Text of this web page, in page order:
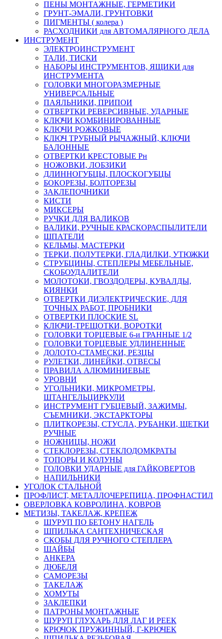
ПЕНЫ МОНТАЖНЫЕ, ГЕРМЕТИКИ
ГРУНТ-ЭМАЛИ, ГРУНТОВКИ
ПИГМЕНТЫ ( колера )
РАСХОДНИКИ для АВТОМАЛЯРНОГО ДЕЛА
ИНСТРУМЕНТ
ЭЛЕКТРОИНСТРУМЕНТ
ТАЛИ, ТИСКИ
НАБОРЫ ИНСТРУМЕНТОВ, ЯЩИКИ для
ИНСТРУМЕНТА
ГОЛОВКИ МНОГОРАЗМЕРНЫЕ
УНИВЕРСАЛЬНЫЕ
ПАЯЛЬНИКИ, ПРИПОИ
ОТВЕРТКИ РЕВЕРСИВНЫЕ, УДАРНЫЕ
КЛЮЧИ КОМБИНИРОВАННЫЕ
КЛЮЧИ РОЖКОВЫЕ
КЛЮЧ ТРУБНЫЙ РЫЧАЖНЫЙ, КЛЮЧИ
БАЛОННЫЕ
ОТВЕРТКИ КРЕСТОВЫЕ Рн
НОЖОВКИ, ЛОБЗИКИ
ДЛИННОГУБЦЫ, ПЛОСКОГУБЦЫ
БОКОРЕЗЫ, БОЛТОРЕЗЫ
ЗАКЛЕПОЧНИКИ
КИСТИ
МИКСЕРЫ
РУЧКИ ДЛЯ ВАЛИКОВ
ВАЛИКИ, РУЧНЫЕ КРАСКОРАСПЫЛИТЕЛИ
ШПАТЕЛИ
КЕЛЬМЫ, МАСТЕРКИ
ТЕРКИ, ПОЛУТЕРКИ, ГЛАДИЛКИ, УТЮЖКИ
СТРУБЦИНЫ, СТЕПЛЕРЫ МЕБЕЛЬНЫЕ,
СКОБОУДАЛИТЕЛИ
МОЛОТОКИ, ГВОЗДОДЕРЫ, КУВАЛДЫ,
КИЯНКИ
ОТВЕРТКИ ДИЭЛЕКТРИЧЕСКИЕ, ДЛЯ
ТОЧНЫХ РАБОТ, ПРОБНИКИ
ОТВЕРТКИ ПЛОСКИЕ SL
КЛЮЧИ-ТРЕЩОТКИ, ВОРОТКИ
ГОЛОВКИ ТОРЦЕВЫЕ 6-и ГРАННЫЕ 1/2
ГОЛОВКИ ТОРЦЕВЫЕ УДЛИНЕННЫЕ
ДОЛОТО-СТАМЕСКИ, РЕЗЦЫ
РУЛЕТКИ, ЛИНЕЙКИ, ОТВЕСЫ
ПРАВИЛА АЛЮМИНИЕВЫЕ
УРОВНИ
УГОЛЬНИКИ, МИКРОМЕТРЫ,
ШТАНГЕЛЬЦИРКУЛИ
ИНСТРУМЕНТ ГУБЦЕВЫЙ, ЗАЖИМЫ,
СЪЕМНИКИ, ЭКСТАРКТОРЫ
ПЛИТКОРЕЗЫ, СТУСЛА, РУБАНКИ, ЩЕТКИ
РУЧНЫЕ
НОЖНИЦЫ, НОЖИ
СТЕКЛОРЕЗЫ, СТЕКЛОДОМКРАТЫ
ТОПОРЫ И КОЛУНЫ
ГОЛОВКИ УДАРНЫЕ для ГАЙКОВЕРТОВ
НАПИЛЬНИКИ
УГОЛОК СТАЛЬНОЙ
ПРОФЛИСТ, МЕТАЛЛОЧЕРЕПИЦА, ПРОФНАСТИЛ
ОВЕРЛОВКА КОВРОЛИНА, КОВРОВ
МЕТИЗЫ, ТАКЕЛАЖ, КРЕПЕЖ
ШУРУП ПО БЕТОНУ НАГЕЛЬ
ШПИЛЬКА САНТЕХНИЧЕСКАЯ
СКОБЫ ДЛЯ РУЧНОГО СТЕПЛЕРА
ШАЙБЫ
АНКЕРА
ДЮБЕЛЯ
САМОРЕЗЫ
ТАКЕЛАЖ
ХОМУТЫ
ЗАКЛЕПКИ
ПАТРОНЫ МОНТАЖНЫЕ
ШУРУП ГЛУХАРЬ ДЛЯ ЛАГ И РЕЕК
КРЮЧОК ПРУЖИННЫЙ, Г-КРЮЧЕК